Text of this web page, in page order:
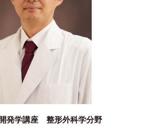
発学講座 整形外科学分野